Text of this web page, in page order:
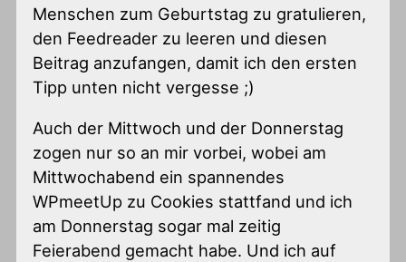
Menschen zum Geburtstag zu gratulieren,
den Feedreader zu leeren und diesen
Beitrag anzufangen, damit ich den ersten
Tipp unten nicht vergesse ;)
Auch der Mittwoch und der Donnerstag
zogen nur so an mir vorbei, wobei am
Mittwochabend ein spannendes
WPmeetUp zu Cookies stattfand und ich
am Donnerstag sogar mal zeitig
Feierabend gemacht habe. Und ich auf